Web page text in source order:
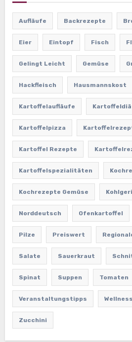
Aufläufe Backrezepte
Eier Eintopf Fisch
Gelingt Leicht Gemüse
Hackfleisch Hausmannskost
Kartoffelaufläufe
Kartoffelpizza
Kartoffel Rezepte
Kartoffelspezialitäten
Kochrezepte Gemüse
Norddeutsch Ofenkartoffel
Pilze Preiswert
Salate Sauerkraut
Spinat Suppen Tomaten
Veranstaltungstipps Wellness
Zucchini